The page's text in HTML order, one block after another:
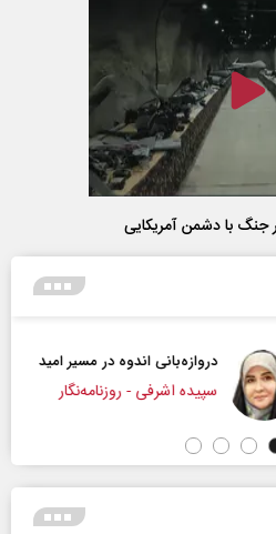
جنگ با دشمن آمریکایی
در مسیر امید
روزنامه‌نگار